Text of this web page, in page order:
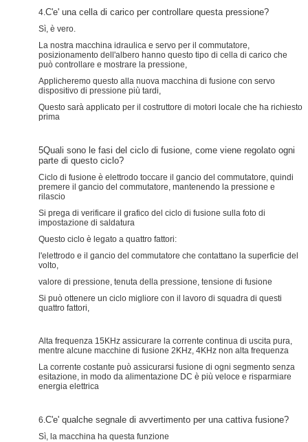
4. C'e' una cella di carico per controllare questa pressione?
Sì, è vero.
La nostra macchina idraulica e servo per il commutatore,
posizionamento dell'albero hanno questo tipo di cella di carico che
può controllare e mostrare la pressione,
Applicheremo questo alla nuova macchina di fusione con servo
dispositivo di pressione più tardi,
Questo sarà applicato per il costruttore di motori locale che ha richiesto
prima
5Quali sono le fasi del ciclo di fusione, come viene regolato ogni
parte di questo ciclo?
Ciclo di fusione è elettrodo toccare il gancio del commutatore, quindi
premere il gancio del commutatore, mantenendo la pressione e
rilascio
Si prega di verificare il grafico del ciclo di fusione sulla foto di
impostazione di saldatura
Questo ciclo è legato a quattro fattori:
l'elettrodo e il gancio del commutatore che contattano la superficie del
volto,
valore di pressione, tenuta della pressione, tensione di fusione
Si può ottenere un ciclo migliore con il lavoro di squadra di questi
quattro fattori,
Alta frequenza 15KHz assicurare la corrente continua di uscita pura,
mentre alcune macchine di fusione 2KHz, 4KHz non alta frequenza
La corrente costante può assicurarsi fusione di ogni segmento senza
esitazione, in modo da alimentazione DC è più veloce e risparmiare
energia elettrica
6. C'e' qualche segnale di avvertimento per una cattiva fusione?
Sì, la macchina ha questa funzione